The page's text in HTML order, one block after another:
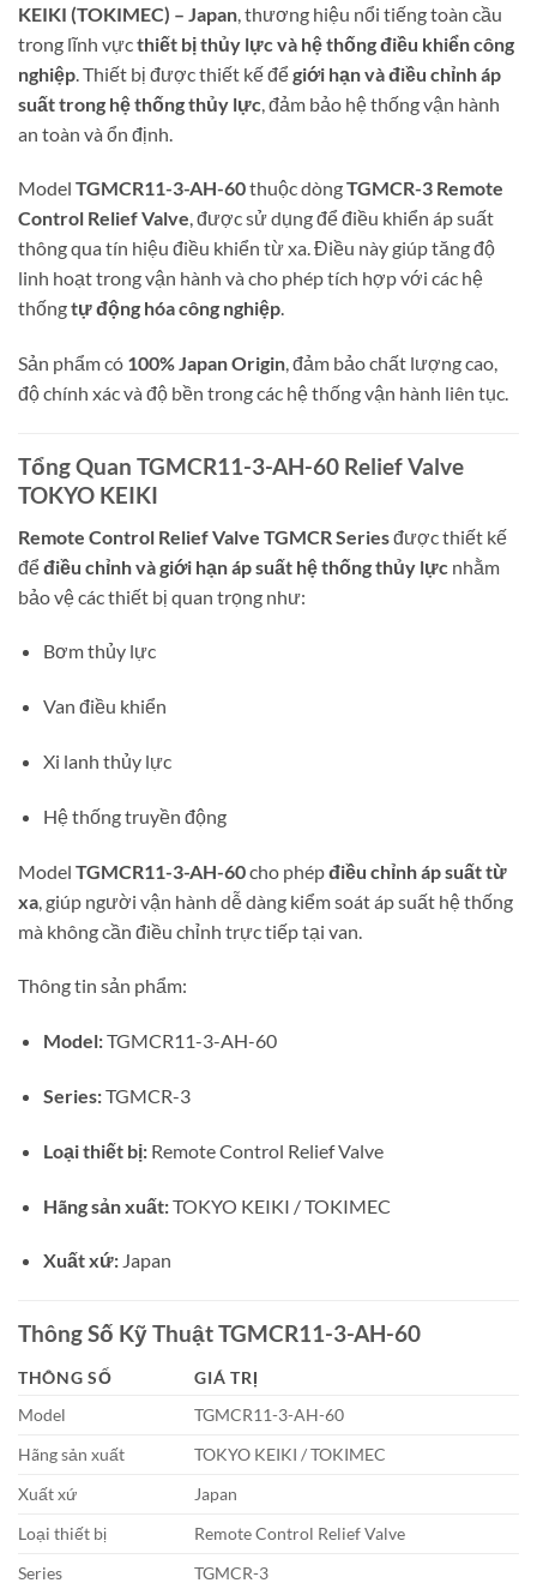
KEIKI (TOKIMEC) – Japan , thương hiệu nổi tiếng toàn cầu
trong lĩnh vựcthiết bị thủy lực và hệ thống điều khiển công
nghiệp . Thiết bị được thiết kế đểgiới hạn và điều chỉnh áp
suất trong hệ thống thủy lực , đảm bảo hệ thống vận hành
an toàn và ổn định.
Model TGMCR11-3-AH-60thuộc dòngTGMCR-3 Remote
Control Relief Valve, được sử dụng để điều khiển áp suất
thông qua tín hiệu điều khiển từ xa. Điều này giúp tăng độ
linh hoạt trong vận hành và cho phép tích hợp với các hệ
thốngtự động hóa công nghiệp.
Sản phẩm có 100% Japan Origin, đảm bảo chất lượng cao,
độ chính xác và độ bền trong các hệ thống vận hành liên tục.
Tổng Quan TGMCR11-3-AH-60 Relief Valve
TOKYO KEIKI
Remote Control Relief Valve TGMCR Seriesđược thiết kế
đểđiều chỉnh và giới hạn áp suất hệ thống thủy lực nhằm
bảo vệ các thiết bị quan trọng như:
Bơm thủy lực
Van điều khiển
Xi lanh thủy lực
Hệ thống truyền động
Model TGMCR11-3-AH-60cho phépđiều chỉnh áp suất từ
xa , giúp người vận hành dễ dàng kiểm soát áp suất hệ thống
mà không cần điều chỉnh trực tiếp tại van.
Thông tin sản phẩm:
Model:TGMCR11-3-AH-60
Series:TGMCR-3
Loại thiết bị:Remote Control Relief Valve
Hãng sản xuất:TOKYO KEIKI / TOKIMEC
Xuất xứ:Japan
Thông Số Kỹ Thuật TGMCR11-3-AH-60
THÔNG SỐ
GIÁ TRỊ
Model
TGMCR11-3-AH-60
Hãng sản xuất
TOKYO KEIKI / TOKIMEC
Xuất xứ
Japan
Loại thiết bị
Remote Control Relief Valve
Series
TGMCR-3